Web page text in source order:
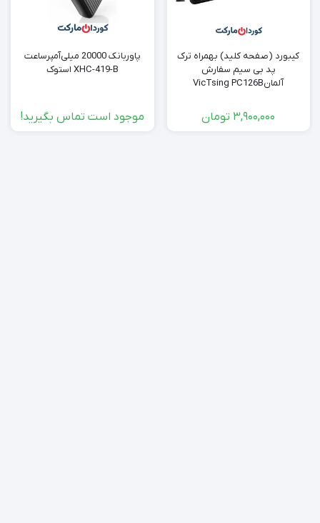
کیبورد (صفحه کلید) بهمراه ترک
پد بی سیم سفارش
آلمانVicTsing PC126B
3,900,000 تومان
پاوربانک 20000 میلی‌آمپرساعت
XHC-419-B استوک
موجود است تماس بگیرید!